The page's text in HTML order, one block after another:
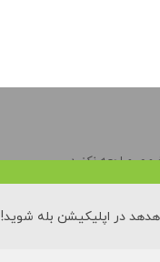
در اپلیکیشن بله شوید!
مراجعه نکنید.
٢۶، درب سمت چپ، تک زنگ.